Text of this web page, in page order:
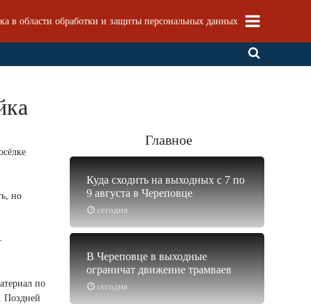
в области обработки и защиты персональных данных
но
по
Поздней
Главное
сегодня
Куда сходить на выходных с 7 по
9 августа в Череповце
сегодня
В Череповце в выходные
ограничат движение трамваев